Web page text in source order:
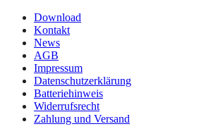
Download
Kontakt
News
AGB
Impressum
Datenschutzerklärung
Batteriehinweis
Widerrufsrecht
Zahlung und Versand